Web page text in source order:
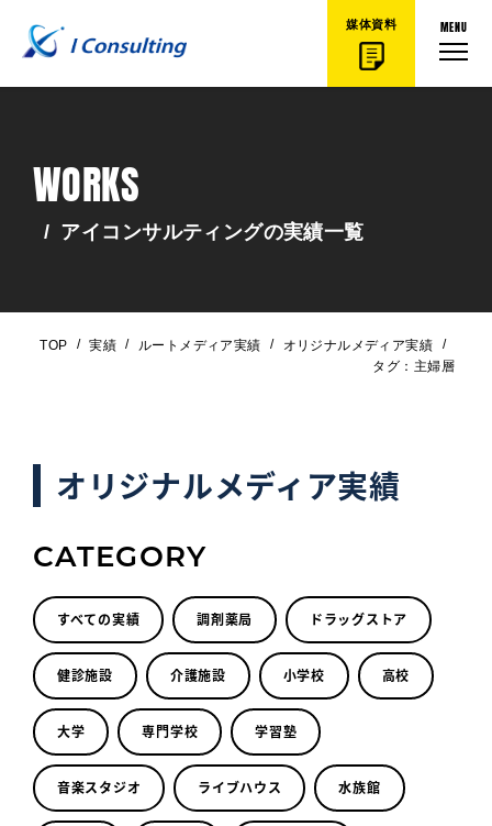
媒体資料 MENU
WORKS
/ アイコンサルティングの実績一覧
TOP / 実績 / ルートメディア実績 / オリジナルメディア実績
/
タグ：主婦層
オリジナルメディア実績
CATEGORY
すべての実績 調剤薬局 ドラッグストア
健診施設 介護施設 小学校 高校
大学 専門学校 学習塾
音楽スタジオ ライブハウス 水族館